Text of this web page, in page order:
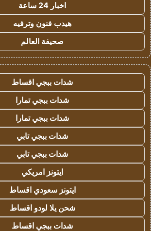
اخبار 24 ساعة
هيدب فنون وترفيه
صحيفة العالم
شدات ببجي اقساط
شدات ببجي تمارا
شدات ببجي تمارا
شدات ببجي تابي
شدات ببجي تابي
ايتونز امريكي
ايتونز سعودي اقساط
شحن يلا لودو اقساط
شدات ببجي اقساط